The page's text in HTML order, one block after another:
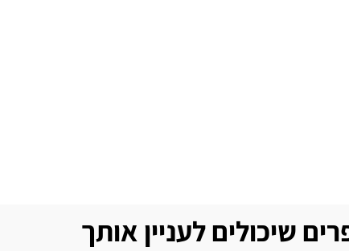
שיכולים לעניין אותך